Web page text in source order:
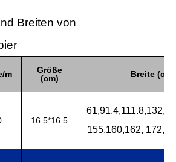
Breiten von
m
Größe
(cm)
Breite (cm)
16.5*16.5
155,160,162,